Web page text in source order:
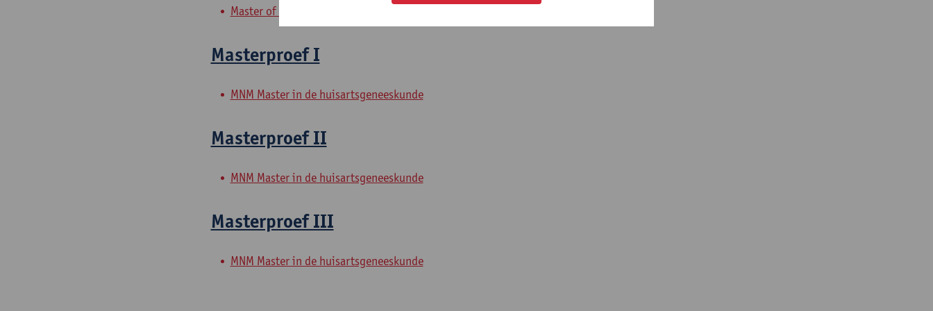
Master of Rehabilitation Sciences and Physiotherapy: neurological conditions
Masterproef I
MNM Master in de huisartsgeneeskunde
Masterproef II
MNM Master in de huisartsgeneeskunde
Masterproef III
MNM Master in de huisartsgeneeskunde